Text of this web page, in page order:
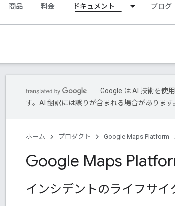
商品 料金 ドキュメント ブログ
Google は AI 技術を使
す。AI 翻訳には誤りが含まれる場合があります
ホーム プロダクト Google Maps Platform
Google Maps
インシデントのライフサイ